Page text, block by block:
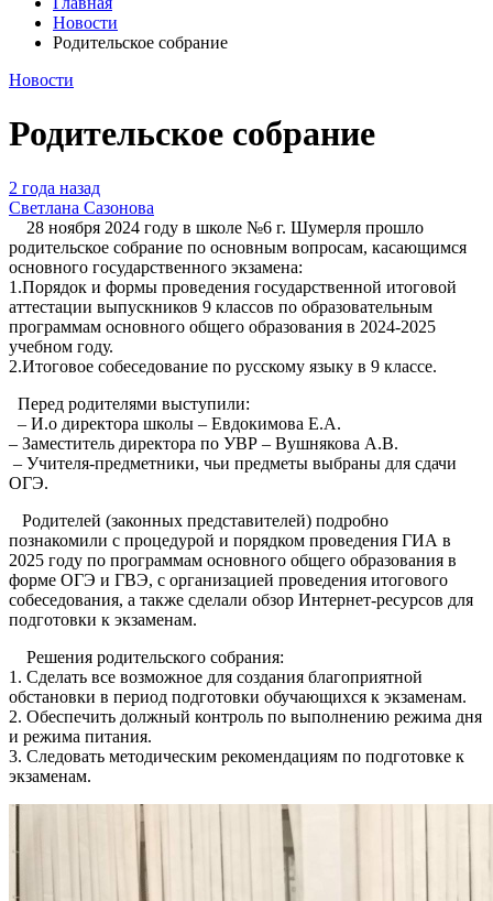
Новости
Родительское собрание
Новости
Родительское собрание
2 года назад
Светлана Сазонова
28 ноября 2024 году в школе №6 г. Шумерля прошло
родительское собрание по основным вопросам, касающимся
основного государственного экзамена:
1.Порядок и формы проведения государственной итоговой
аттестации выпускников 9 классов по образовательным
программам основного общего образования в 2024-2025
учебном году.
2.Итоговое собеседование по русскому языку в 9 классе.
Перед родителями выступили:
– И.о директора школы – Евдокимова Е.А.
– Заместитель директора по УВР – Вушнякова А.В.
– Учителя-предметники, чьи предметы выбраны для сдачи
ОГЭ.
Родителей (законных представителей) подробно
познакомили с процедурой и порядком проведения ГИА в
2025 году по программам основного общего образования в
форме ОГЭ и ГВЭ, с организацией проведения итогового
собеседования, а также сделали обзор Интернет-ресурсов для
подготовки к экзаменам.
Решения родительского собрания:
1. Сделать все возможное для создания благоприятной
обстановки в период подготовки обучающихся к экзаменам.
2. Обеспечить должный контроль по выполнению режима дня
и режима питания.
3. Следовать методическим рекомендациям по подготовке к
экзаменам.